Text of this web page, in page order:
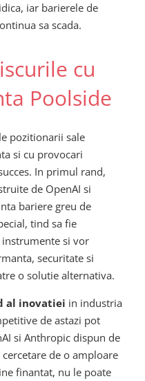
iar barierele de
sa scada.
cu
Poolside
pozitionarii sale
si cu provocari
In primul rand,
de OpenAI si
bariere greu de
tind sa fie
si vor
securitate si
o solutie alternativa.
al inovatiei in industria
de astazi pot
si Anthropic dispun de
de o amploare
finantat, nu le poate